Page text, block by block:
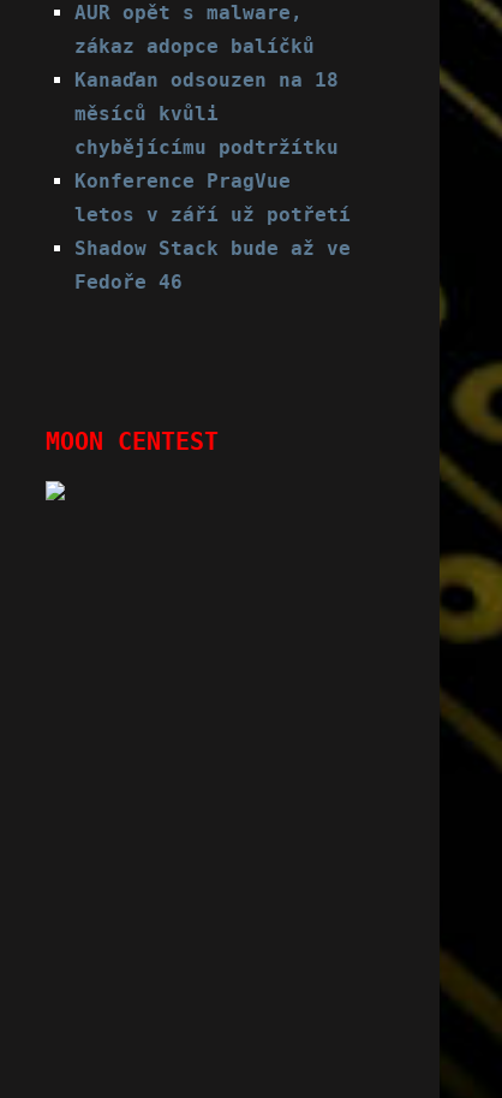
AUR opět s malware,
zákaz adopce balíčků
Kanaďan odsouzen na 18
měsíců kvůli
chybějícímu podtržítku
Konference PragVue
letos v září už potřetí
Shadow Stack bude až ve
Fedoře 46
MOON CENTEST